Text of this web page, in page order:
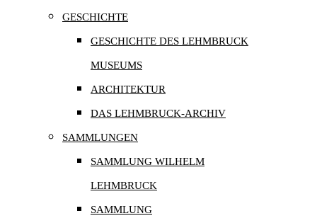
GESCHICHTE
GESCHICHTE DES LEHMBRUCK
MUSEUMS
ARCHITEKTUR
DAS LEHMBRUCK-ARCHIV
SAMMLUNGEN
SAMMLUNG WILHELM
LEHMBRUCK
SAMMLUNG